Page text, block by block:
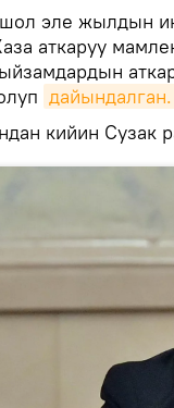
эле жылдын
аткаруу
дайындалган.
кийин Сузак